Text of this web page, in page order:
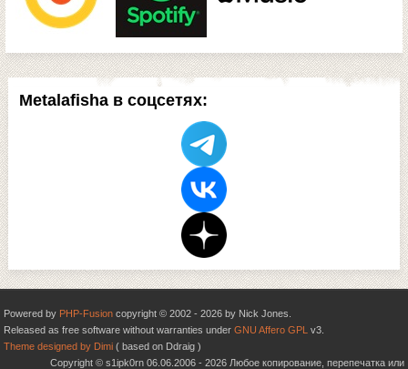
Metalafisha в соцсетях:
Powered by PHP-Fusion copyright © 2002 - 2026 by Nick Jones.
Released as free software without warranties under GNU Affero GPL v3.
Theme designed by Dimi ( based on Ddraig )
Copyright © s1ipk0rn 06.06.2006 - 2026 Любое копирование, перепечатка или